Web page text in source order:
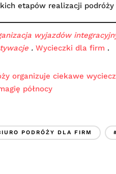
etapów realizacji
wyjazdów
. Wycieczki dla firm .
organizuje ciekawe
północy
PODRÓŻY DLA FIRM